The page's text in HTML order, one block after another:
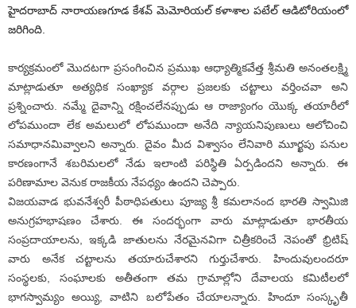
హైదరాబాద్ నారాయణగూడ కేశవ్ మెమోరియల్ కళాశాల పటేల్ ఆడిటోరియంలో
జరిగింది.
కార్యక్రమంలో మొదటగా ప్రసంగించిన ప్రముఖ ఆధ్యాత్మికవేత్త శ్రీమతి అనంతలక్ష్మి
మాట్లాడుతూ అత్యధిక సంఖ్యాక వర్గాల ప్రజలకు చట్టాలు వర్తించవా అని
ప్రశ్నించారు. నమ్మే దైవాన్ని రక్షించలేనప్పుడు ఆ రాజ్యాంగం యొక్క తయారీలో
లోపముందా లేక అమలులో లోపముందా అనేది న్యాయనిపుణులు ఆలోచించి
సమాధానమివ్వాలని అన్నారు. దైవం మీద విశ్వాసం లేనివారి మూర్ఖపు పనుల
కారణంగానే శబరిమలలో నేడు ఇలాంటి పరిస్థితి ఏర్పడిందని అన్నారు. ఈ
పరిణామాల వెనుక రాజకీయ నేపధ్యం ఉందని చెప్పారు.
విజయవాడ భువనేశ్వరీ పీఠాధిపతులు పూజ్య శ్రీ కమలానంద భారతి స్వామిజి
అనుగ్రహభాషణం చేశారు. ఈ సందర్భంగా వారు మాట్లాడుతూ భారతీయ
సంప్రదాయాలను, ఇక్కడి జాతులను నేరమైనవిగా చిత్రీకరించే నెపంతో భ్రిటిష్
వారు అనేక చట్టాలను తయారుచేశారని గుర్తుచేశారు. హిందువులందరూ
సంస్థలకు, సంఘాలకు అతీతంగా తమ గ్రామాల్లోని దేవాలయ కమిటీలలో
భాగస్వామ్యం అయ్యి, వాటిని బలోపేతం చేయాలన్నారు. హిందూ సంస్కృతీ